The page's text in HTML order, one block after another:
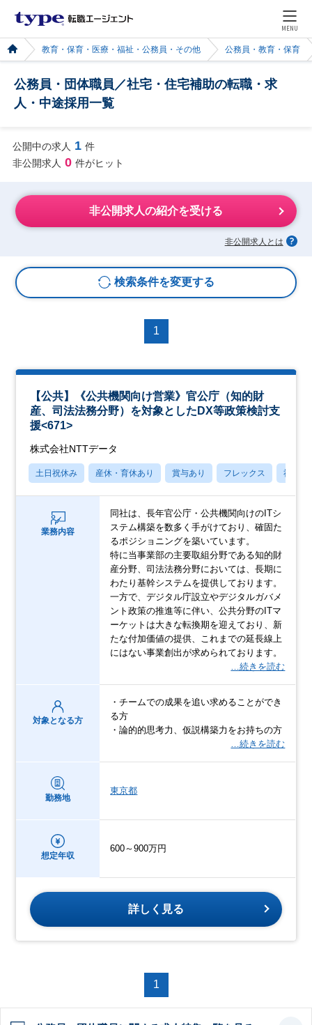
MENU
教育・保育・医療・福祉・公務員・その他 公務員・教育・保育
公務員・団体職員／社宅・住宅補助の転職・求
人・中途採用一覧
公開中の求人 1 件
非公開求人 0 件がヒット
非公開求人の紹介を受ける
非公開求人とは
検索条件を変更する
1
【公共】《公共機関向け営業》官公庁（知的財
産、司法法務分野）を対象としたDX等政策検討支
援<671>
株式会社NTTデータ
土日祝休み 産休・育休あり 賞与あり フレックス 社宅・
業務内容
同社は、長年官公庁・公共機関向けのITシ
ステム構築を数多く手がけており、確固た
るポジショニングを築いています。
特に当事業部の主要取組分野である知的財
産分野、司法法務分野においては、長期に
わたり基幹システムを提供しております。
一方で、デジタル庁設立やデジタルガバメ
ント政策の推進等に伴い、公共分野のITマ
ーケットは大きな転換期を迎えており、新
たな付加価値の提供、これまでの延長線上
にはない事業創出が求められております。
…続きを読む
対象となる方
・チームでの成果を追い求めることができ
る方
・論的的思考力、仮説構築力をお持ちの方
…続きを読む
勤務地
東京都
想定年収
600～900万円
詳しく見る
1